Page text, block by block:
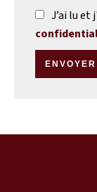
J’ai lu et
ENVOYER